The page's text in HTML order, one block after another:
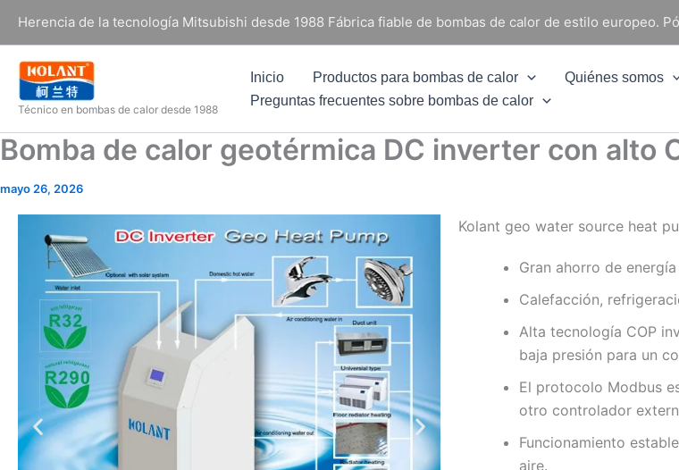
contenido
Herencia de la tecnología Mitsubishi desde 1988 Fábrica fiable de bombas de calor de estilo europeo.
Técnico en bombas de calor desde 1988
Inicio Productos para bombas de calor Quiénes somos
Preguntas frecuentes sobre bombas de calor
Bomba de calor geotérmica DC inverter con alto
mayo 26, 2026
Kolant geo water source heat
Gran ahorro de
Calefacción,
Alta tecnología COP
baja presión para un
El protocolo Modbus
otro controlador
Funcionamiento
aire.